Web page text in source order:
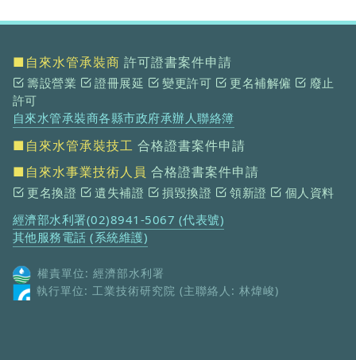
■自來水管承裝商 許可證書案件申請
籌設營業 證冊展延 變更許可 更名補解僱
廢止
許可
自來水管承裝商各縣市政府承辦人聯絡簿
■自來水管承裝技工 合格證書案件申請
■自來水事業技術人員 合格證書案件申請
更名換證 遺失補證 損毀換證 領新證
個人資料
經濟部水利署(02)8941-5067 (代表號)
其他服務電話 (系統維護)
權責單位: 經濟部水利署
執行單位: 工業技術研究院 (主聯絡人: 林煒峻)